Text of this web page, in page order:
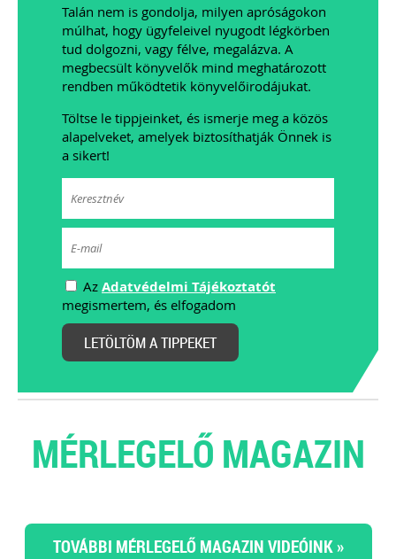
Talán nem is gondolja, milyen apróságokon
múlhat, hogy ügyfeleivel nyugodt légkörben
tud dolgozni, vagy félve, megalázva. A
megbecsült könyvelők mind meghatározott
rendben működtetik könyvelőirodájukat.
Töltse le tippjeinket, és ismerje meg a közös
alapelveket, amelyek biztosíthatják Önnek is
a sikert!
Az Adatvédelmi Tájékoztatót
megismertem, és elfogadom
LETÖLTÖM A TIPPEKET
MÉRLEGELŐ MAGAZIN
TOVÁBBI MÉRLEGELŐ MAGAZIN VIDEÓINK »